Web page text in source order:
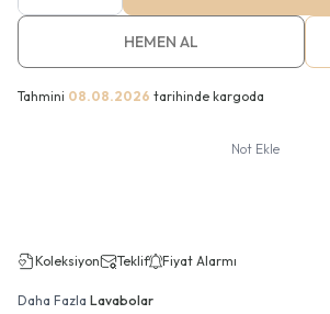
HEMEN AL
Tahmini 08.08.2026 tarihinde kargoda
Not Ekle
Koleksiyon Teklif Fiyat Alarmı
Daha Fazla Lavabolar